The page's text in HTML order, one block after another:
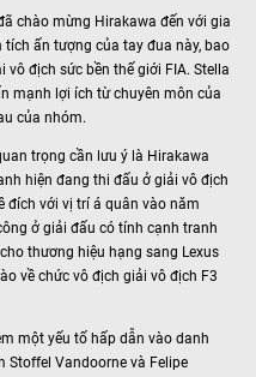
chào mừng Hirakawa đến với gia
ấn tượng của tay đua này, bao
vô địch sức bền thế giới FIA. Stella
mạnh lợi ích từ chuyên môn của
của nhóm.
trọng cần lưu ý là Hirakawa
hiện đang thi đấu ở giải vô địch
đích với vị trí á quân vào năm
ở giải đấu có tính cạnh tranh
thương hiệu hạng sang Lexus
về chức vô địch giải vô địch F3
một yếu tố hấp dẫn vào danh
Stoffel Vandoorne và Felipe